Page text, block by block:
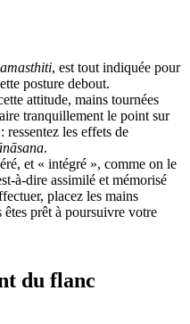
, est tout indiquée pour
posture debout.
attitude, mains tournées
tranquillement le point sur
ressentez les effets de
.
et « intégré », comme on le
à-dire assimilé et mémorisé
placez les mains
êtes prêt à poursuivre votre
du flanc